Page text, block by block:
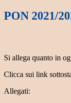
PON 2021/
Si allega quanto in
Clicca sui link
Allegati: